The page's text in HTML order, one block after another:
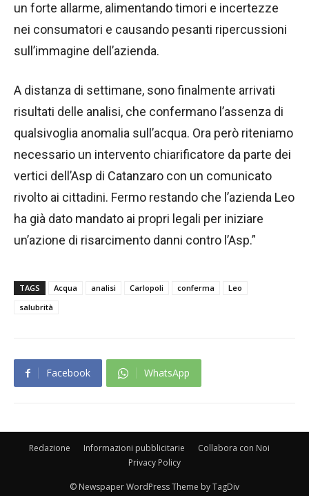
un forte allarme, alimentando timori e incertezze
nei consumatori e causando pesanti ripercussioni
sull’immagine dell’azienda.
A distanza di settimane, sono finalmente arrivati
risultati delle analisi, che confermano l’assenza di
qualsivoglia anomalia sull’acqua. Ora però riteniamo
necessario un intervento chiarificatore da parte dei
vertici dell’Asp di Catanzaro con un comunicato
rivolto ai cittadini. Fermo restando che l’azienda Leo
ha già dato mandato ai propri legali per iniziare
un’azione di risarcimento danni contro l’Asp.”
TAGS Acqua analisi Carlopoli conferma
Leo
salubrità
Facebook WhatsApp
Redazione Informazioni pubblicitarie
Collabora con Noi
Privacy Policy
© Newspaper WordPress Theme by TagDiv